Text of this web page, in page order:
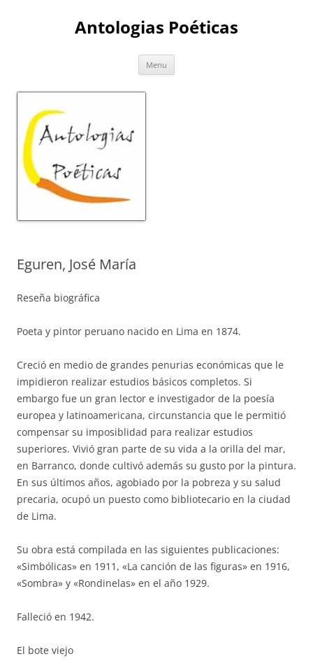
Antologias Poéticas
Menu
Eguren, José María
Reseña biográfica
Poeta y pintor peruano nacido en Lima en 1874.
Creció en medio de grandes penurias económicas que le
impidieron realizar estudios básicos completos. Si
embargo fue un gran lector e investigador de la poesía
europea y latinoamericana, circunstancia que le permitió
compensar su imposiblidad para realizar estudios
superiores. Vivió gran parte de su vida a la orilla del mar,
en Barranco, donde cultivó además su gusto por la pintura.
En sus últimos años, agobiado por la pobreza y su salud
precaria, ocupó un puesto como bibliotecario en la ciudad
de Lima.
Su obra está compilada en las siguientes publicaciones:
«Simbólicas» en 1911, «La canción de las figuras» en 1916,
«Sombra» y «Rondinelas» en el año 1929.
Falleció en 1942.
El bote viejo